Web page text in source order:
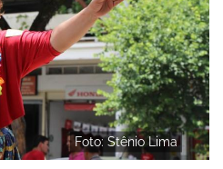
Foto: Stênio Lima